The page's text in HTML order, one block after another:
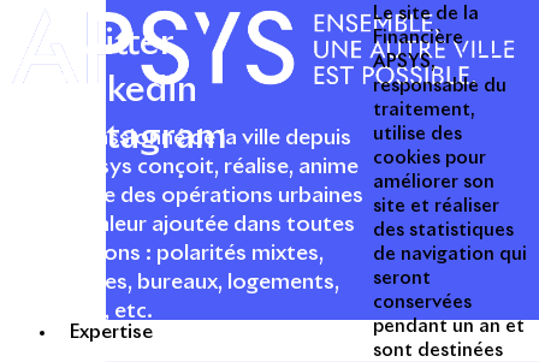
Expertise
Acteur passionné de la ville depuis
1996, Apsys conçoit, réalise, anime
et valorise des opérations urbaines
à forte valeur ajoutée dans toutes
les fonctions : polarités mixtes,
commerces, bureaux, logements,
hôtellerie, etc.
Twitter
Linkedin
Instagram
Le site de la
Financière
APSYS,
responsable du
traitement,
utilise des
cookies pour
améliorer son
site et réaliser
des statistiques
de navigation qui
seront
conservées
pendant un an et
sont destinées